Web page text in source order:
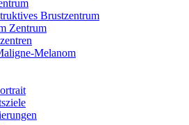
Brustzentrum
Zentrum
Melanom